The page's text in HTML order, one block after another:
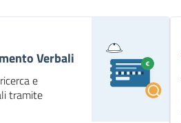
Verbali
e
tramite